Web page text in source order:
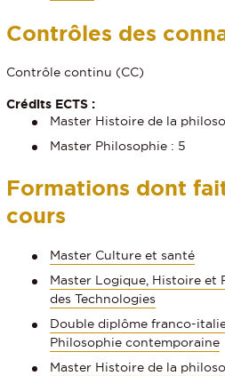
Contrôles des
Contrôle continu (CC)
Crédits ECTS :
Master Histoire de la
Master Philosophie : 5
Formations dont
cours
Master Culture et santé
Master Logique, Histoire et
des Technologies
Double diplôme franco-
Philosophie contemporaine
Master Histoire de la